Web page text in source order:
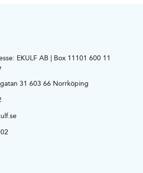
EKULF AB | Box 11101 600 11
31 603 66 Norrköping